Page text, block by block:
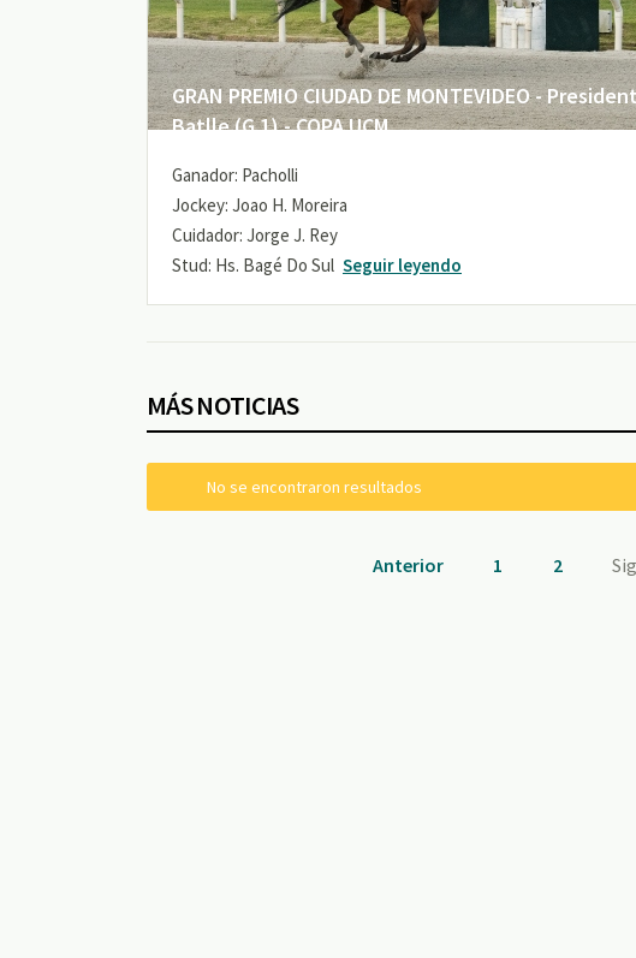
GRAN PREMIO CIUDAD DE MONTEVIDEO -
Batlle (G 1) - COPA UCM
Ganador: Pacholli
Jockey: Joao H. Moreira
Cuidador: Jorge J. Rey
Stud: Hs. Bagé Do Sul Seguir leyendo
MÁS NOTICIAS
No se encontraron resultados
Anterior 1 2